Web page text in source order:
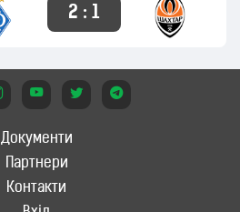
2 : 1
Документи
Партнери
Контакти